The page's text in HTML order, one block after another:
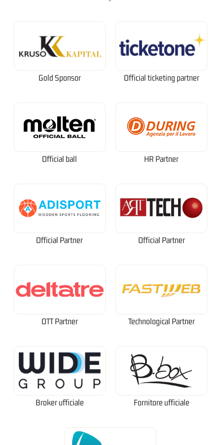
Gold Sponsor Official ticketing partner
Official ball HR Partner
Official Partner Official Partner
OTT Partner Technological Partner
Broker ufficiale Fornitore ufficiale